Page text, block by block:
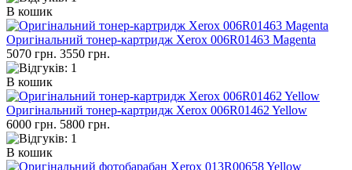
В кошик
Оригінальний тонер-картридж Xerox 006R01463 Magenta
5070 грн. 3550 грн.
В кошик
Оригінальний тонер-картридж Xerox 006R01462 Yellow
6000 грн. 5800 грн.
В кошик